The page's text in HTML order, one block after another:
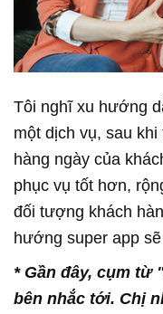
Tôi nghĩ xu hướng
một dịch vụ, sau
hàng ngày của
phục vụ tốt hơn,
đối tượng khách
hướng super app
* Gần đây, cụm
bên nhắc tới. Chị